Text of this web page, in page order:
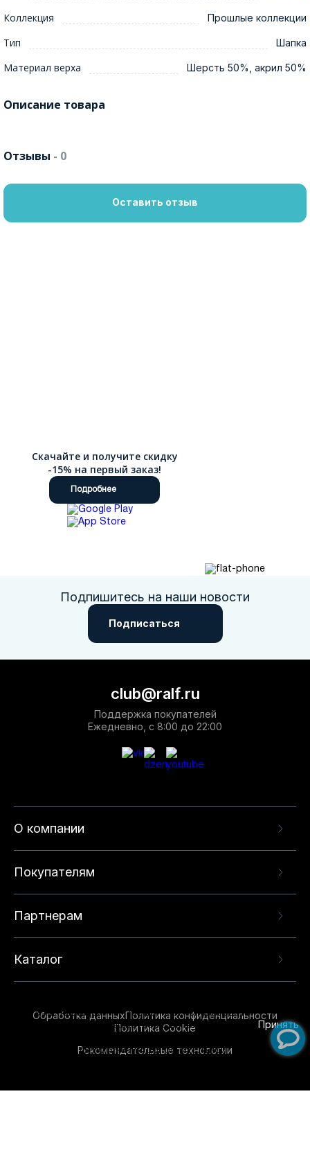
Коллекция Прошлые коллекции
Тип Шапка
Материал верха Шерсть 50%, акрил 50%
Описание товара
Отзывы - 0
Оставить отзыв
Скачайте и получите скидку
-15% на первый заказ!
Подробнее
Подпишитесь на наши новости
Подписаться
О компании
Покупателям
Партнерам
Каталог
club@ralf.ru
Поддержка покупателей
Ежедневно, с 8:00 до 22:00
Обработка данныхПолитика конфиденциальности
Политика Cookie
Рекомендательные технологии
опыта на нашем сайте. Продолжая использовать
данный сайт, вы соглашаетесь с использованием
технологий. Для получения дополнительной
Принять